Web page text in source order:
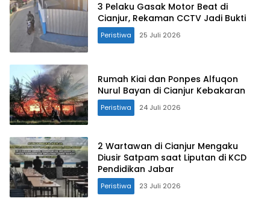
3 Pelaku Gasak Motor Beat di
Cianjur, Rekaman CCTV Jadi Bukti
Peristiwa 25 Juli 2026
Rumah Kiai dan Ponpes Alfuqon
Nurul Bayan di Cianjur Kebakaran
Peristiwa 24 Juli 2026
2 Wartawan di Cianjur Mengaku
Diusir Satpam saat Liputan di KCD
Pendidikan Jabar
Peristiwa 23 Juli 2026